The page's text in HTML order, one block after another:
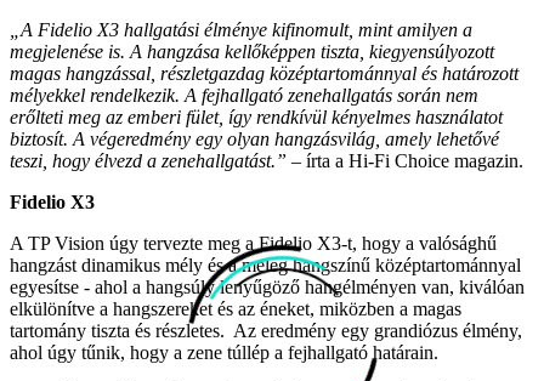
„A Fidelio X3 hallgatási élménye kifinomult, mint amilyen a
megjelenése is. A hangzása kellőképpen tiszta, kiegyensúlyozott
magas hangzással, részletgazdag középtartománnyal és határozott
mélyekkel rendelkezik. A fejhallgató zenehallgatás során nem
erőlteti meg az emberi fület, így rendkívül kényelmes használatot
biztosít. A végeredmény egy olyan hangzásvilág, amely lehetővé
teszi, hogy élvezd a zenehallgatást.” – írta a Hi-Fi Choice magazin.
Fidelio X3
A TP Vision úgy tervezte meg a Fidelio X3-t, hogy a valósághű
hangzást dinamikus mély és a meleg hangszínű középtartománnyal
egyesítse - ahol a hangsúly lenyűgöző hangélményen van, kiválóan
elkülönítve a hangszereket és az éneket, miközben a magas
tartomány tiszta és részletes. Az eredmény egy grandiózus élmény,
ahol úgy tűnik, hogy a zene túllép a fejhallgató határain.